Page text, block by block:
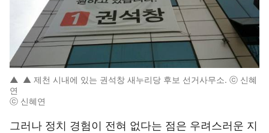
▲ ▲ 제천 시내에 있는 권석창 새누리당 후보 선거사무소. ⓒ 신혜
연
ⓒ 신혜연
그러나 정치 경험이 전혀 없다는 점은 우려스러운 지